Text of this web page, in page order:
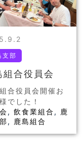
支部
組合役員会
合役員会開催お
でした！
, 飲食業組合 ,
鹿
, 鹿島組合